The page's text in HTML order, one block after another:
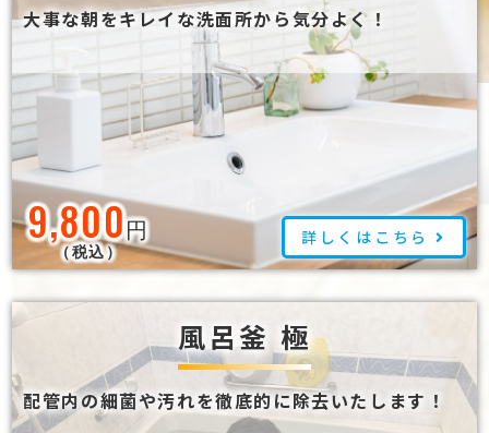
大事な朝をキレイな洗面所から気分よく！
9,800円
（税込）
詳しくはこちら
風呂釜 極
配管内の細菌や汚れを徹底的に除去いたします！